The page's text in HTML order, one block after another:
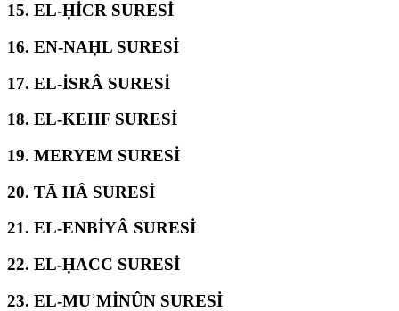
15. EL-ḤİCR SURESİ
16. EN-NAḤL SURESİ
17. EL-İSRÂ SURESİ
18. EL-KEHF SURESİ
19. MERYEM SURESİ
20. TĀ HÂ SURESİ
21. EL-ENBİYÂ SURESİ
22. EL-ḤACC SURESİ
23. EL-MUʾMİNÛN SURESİ